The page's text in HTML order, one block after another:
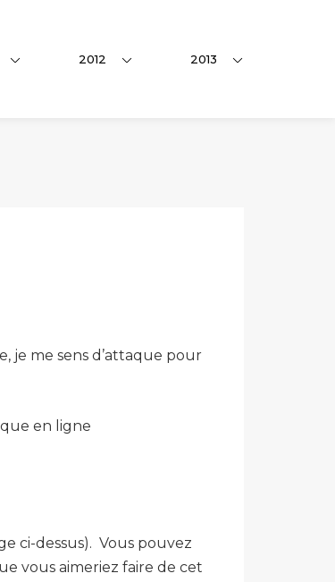
2012 2013
je me sens d’attaque pour
en ligne
ci-dessus). Vous pouvez
vous aimeriez faire de cet